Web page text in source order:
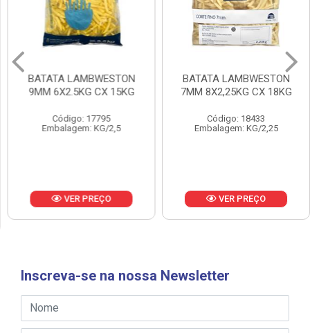
BATATA LAMBWESTON
9MM 6X2.5KG CX 15KG
Código: 17795
Embalagem: KG/2,5
VER PREÇO
BATATA LAMBWESTON
7MM 8X2,25KG CX 18KG
Código: 18433
Embalagem: KG/2,25
VER PREÇO
Inscreva-se na nossa Newsletter